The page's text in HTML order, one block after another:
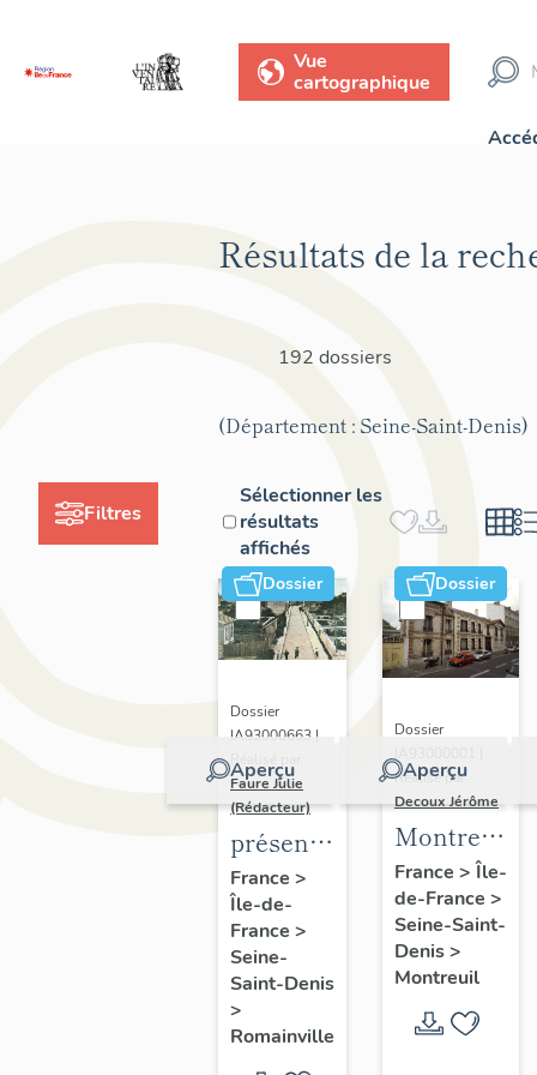
Vue
cartographique
Filtres
Résultats de la
192 dossiers
(Département : Seine-Saint-Denis)
Sélectionner les
résultats
affichés
Dossier
Aperçu
Dossier
IA93000663 |
Réalisé par
Faure Julie
(Rédacteur)
présentation
de
l'inventaire
de la
commune
de
Romainville
France >
Île-de-
France >
Seine-
Saint-Denis
>
Romainville
Dossier
Aperçu
Dossier
Réalisé par
Decoux Jérôme
Montreuil
-
Patrimoine
industriel
-
générale
France > Île-
de-France >
Seine-Saint-
Denis>
Montreuil